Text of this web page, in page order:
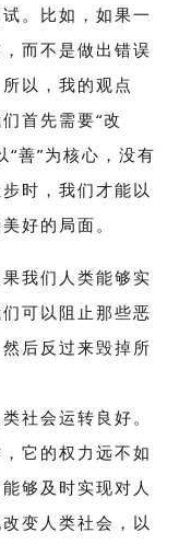
。比如，如果一
而不是做出错误
以，我的观点
首先需要“改
善”为核心，没有
时，我们才能以
好的局面。
我们人类能够实
可以阻止那些恶
后反过来毁掉所
社会运转良好。
它的权力远不如
够及时实现对人
变人类社会，以